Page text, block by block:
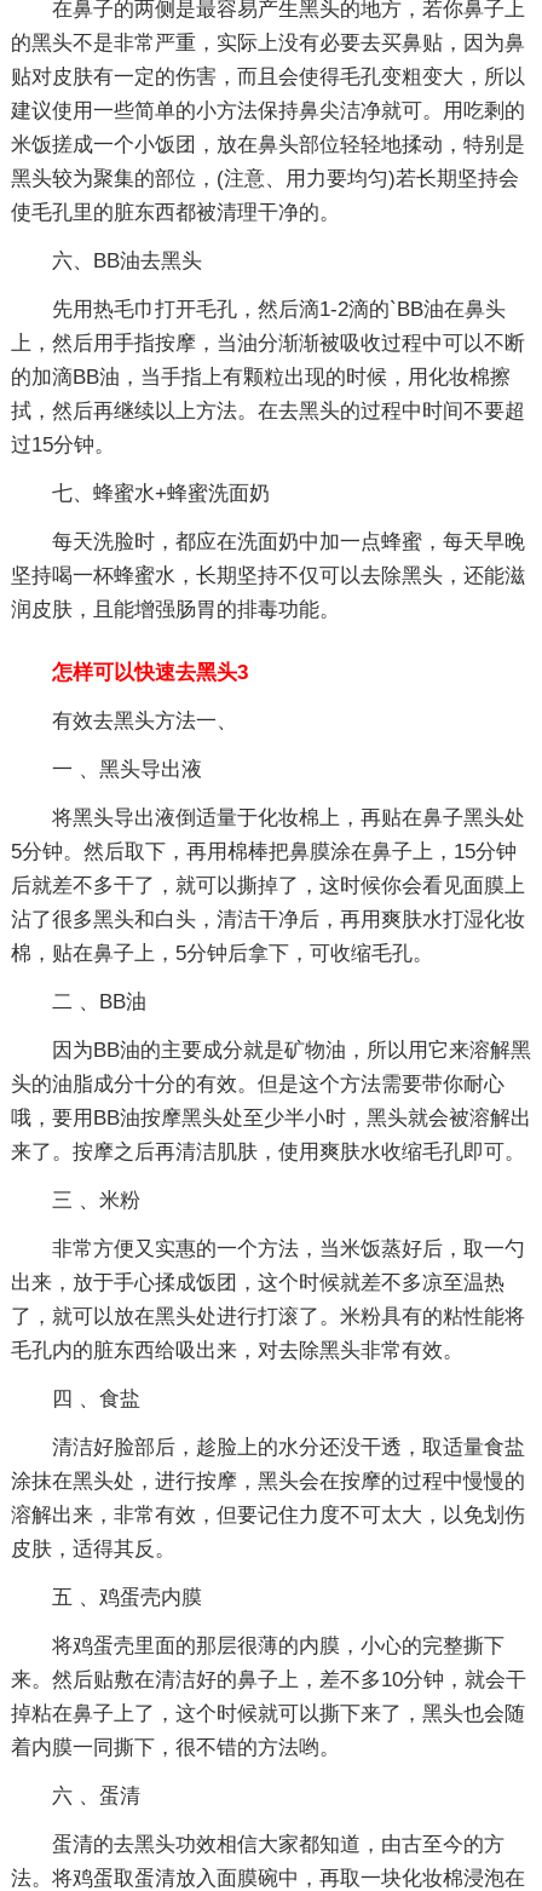
在鼻子的两侧是最容易产生黑头的地方，若你鼻子上
的黑头不是非常严重，实际上没有必要去买鼻贴，因为鼻
贴对皮肤有一定的伤害，而且会使得毛孔变粗变大，所以
建议使用一些简单的小方法保持鼻尖洁净就可。用吃剩的
米饭搓成一个小饭团，放在鼻头部位轻轻地揉动，特别是
黑头较为聚集的部位，(注意、用力要均匀)若长期坚持会
使毛孔里的脏东西都被清理干净的。
六、BB油去黑头
先用热毛巾打开毛孔，然后滴1-2滴的`BB油在鼻头
上，然后用手指按摩，当油分渐渐被吸收过程中可以不断
的加滴BB油，当手指上有颗粒出现的时候，用化妆棉擦
拭，然后再继续以上方法。在去黑头的过程中时间不要超
过15分钟。
七、蜂蜜水+蜂蜜洗面奶
每天洗脸时，都应在洗面奶中加一点蜂蜜，每天早晚
坚持喝一杯蜂蜜水，长期坚持不仅可以去除黑头，还能滋
润皮肤，且能增强肠胃的排毒功能。
怎样可以快速去黑头3
有效去黑头方法一、
一 、黑头导出液
将黑头导出液倒适量于化妆棉上，再贴在鼻子黑头处
5分钟。然后取下，再用棉棒把鼻膜涂在鼻子上，15分钟
后就差不多干了，就可以撕掉了，这时候你会看见面膜上
沾了很多黑头和白头，清洁干净后，再用爽肤水打湿化妆
棉，贴在鼻子上，5分钟后拿下，可收缩毛孔。
二 、BB油
因为BB油的主要成分就是矿物油，所以用它来溶解黑
头的油脂成分十分的有效。但是这个方法需要带你耐心
哦，要用BB油按摩黑头处至少半小时，黑头就会被溶解出
来了。按摩之后再清洁肌肤，使用爽肤水收缩毛孔即可。
三 、米粉
非常方便又实惠的一个方法，当米饭蒸好后，取一勺
出来，放于手心揉成饭团，这个时候就差不多凉至温热
了，就可以放在黑头处进行打滚了。米粉具有的粘性能将
毛孔内的脏东西给吸出来，对去除黑头非常有效。
四 、食盐
清洁好脸部后，趁脸上的水分还没干透，取适量食盐
涂抹在黑头处，进行按摩，黑头会在按摩的过程中慢慢的
溶解出来，非常有效，但要记住力度不可太大，以免划伤
皮肤，适得其反。
五 、鸡蛋壳内膜
将鸡蛋壳里面的那层很薄的内膜，小心的完整撕下
来。然后贴敷在清洁好的鼻子上，差不多10分钟，就会干
掉粘在鼻子上了，这个时候就可以撕下来了，黑头也会随
着内膜一同撕下，很不错的方法哟。
六 、蛋清
蛋清的去黑头功效相信大家都知道，由古至今的方
法。将鸡蛋取蛋清放入面膜碗中，再取一块化妆棉浸泡在